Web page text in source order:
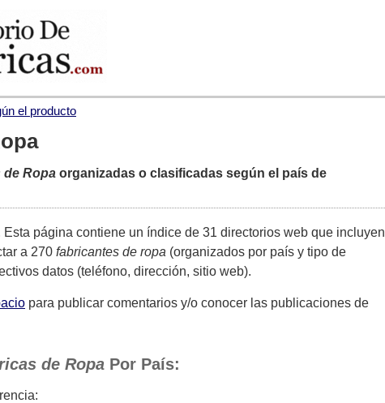
el producto
de Ropa organizadas o clasificadas según el país de
Esta página contiene un índice de 31 directorios web que incluyen
a 270 fabricantes de ropa (organizados por país y tipo de
datos (teléfono, dirección, sitio web).
para publicar comentarios y/o conocer las publicaciones de
de Ropa Por País: